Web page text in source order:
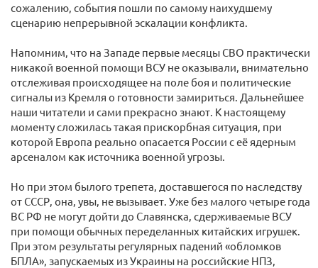
сожалению, события пошли по самому наихудшему
сценарию непрерывной эскалации конфликта.
Напомним, что на Западе первые месяцы СВО практически
никакой военной помощи ВСУ не оказывали, внимательно
отслеживая происходящее на поле боя и политические
сигналы из Кремля о готовности замириться. Дальнейшее
наши читатели и сами прекрасно знают. К настоящему
моменту сложилась такая прискорбная ситуация, при
которой Европа реально опасается России с её ядерным
арсеналом как источника военной угрозы.
Но при этом былого трепета, доставшегося по наследству
от СССР, она, увы, не вызывает. Уже без малого четыре года
ВС РФ не могут дойти до Славянска, сдерживаемые ВСУ
при помощи обычных переделанных китайских игрушек.
При этом результаты регулярных падений «обломков
БПЛА», запускаемых из Украины на российские НПЗ,